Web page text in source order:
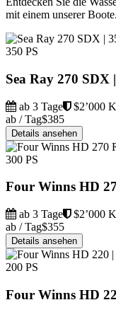
mit einem unserer Boote.
350 PS
Sea Ray 270 SDX
ab 3 Tage
$2’000
ab / Tag$385
Details ansehen
300 PS
Four Winns HD
ab 3 Tage
$2’000
ab / Tag$355
Details ansehen
200 PS
Four Winns HD